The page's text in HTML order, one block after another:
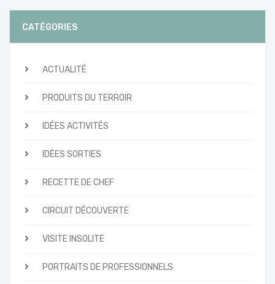
CATÉGORIES
ACTUALITÉ
PRODUITS DU TERROIR
IDÉES ACTIVITÉS
IDÉES SORTIES
RECETTE DE CHEF
CIRCUIT DÉCOUVERTE
VISITE INSOLITE
PORTRAITS DE PROFESSIONNELS